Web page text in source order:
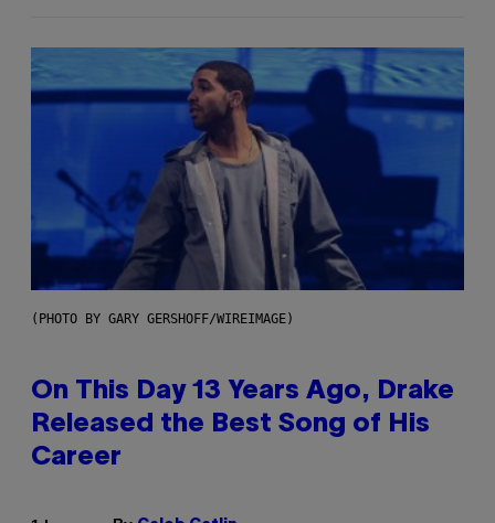
(PHOTO BY GARY GERSHOFF/WIREIMAGE)
On This Day 13 Years Ago, Drake
Released the Best Song of His
Career